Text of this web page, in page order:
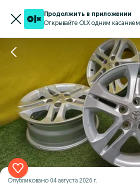
Продолжить в приложении
Открывайте OLX одним касанием
Опубликовано 04 августа 2026 г.